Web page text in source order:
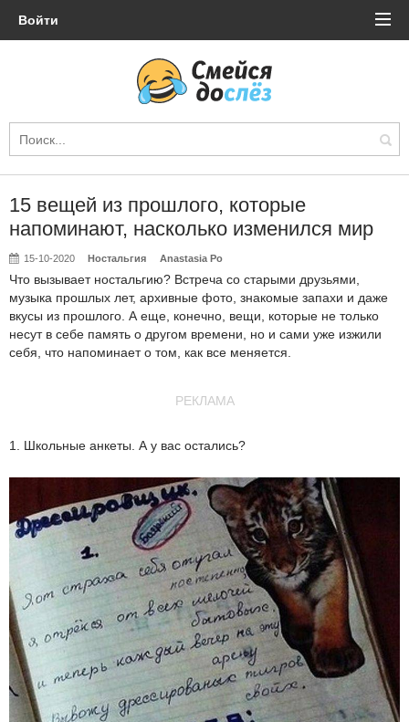
Войти
15 вещей из прошлого, которые
напоминают, насколько изменился мир
15-10-2020 Ностальгия Anastasia Po
Что вызывает ностальгию? Встреча со старыми друзьями,
музыка прошлых лет, архивные фото, знакомые запахи и даже
вкусы из прошлого. А еще, конечно, вещи, которые не только
несут в себе память о другом времени, но и сами уже изжили
себя, что напоминает о том, как все меняется.
РЕКЛАМА
1. Школьные анкеты. А у вас остались?